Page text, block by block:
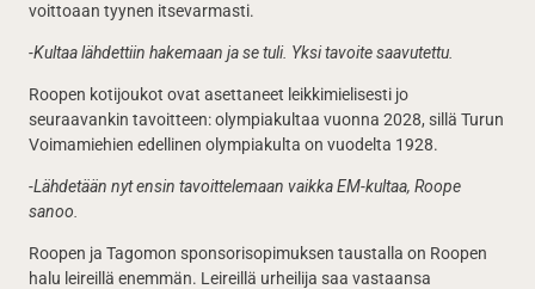
voittoaan tyynen itsevarmasti.
-Kultaa lähdettiin hakemaan ja se tuli. Yksi tavoite saavutettu.
Roopen kotijoukot ovat asettaneet leikkimielisesti jo
seuraavankin tavoitteen: olympiakultaa vuonna 2028, sillä Turun
Voimamiehien edellinen olympiakulta on vuodelta 1928.
-Lähdetään nyt ensin tavoittelemaan vaikka EM-kultaa, Roope
sanoo.
Roopen ja Tagomon sponsorisopimuksen taustalla on Roopen
halu leireillä enemmän. Leireillä urheilija saa vastaansa